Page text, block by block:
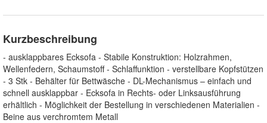
Kurzbeschreibung
- ausklappbares Ecksofa - Stabile Konstruktion: Holzrahmen,
Wellenfedern, Schaumstoff - Schlaffunktion - verstellbare Kopfstützen
- 3 Stk - Behälter für Bettwäsche - DL-Mechanismus – einfach und
schnell ausklappbar - Ecksofa in Rechts- oder Linksausführung
erhältlich - Möglichkeit der Bestellung in verschiedenen Materialien -
Beine aus verchromtem Metall